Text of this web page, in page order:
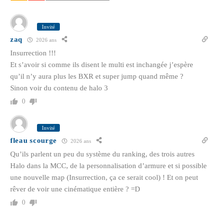
Invité
zaq 2026 ans
Insurrection !!!
Et s’avoir si comme ils disent le multi est inchangée j’espère
qu’il n’y aura plus les BXR et super jump quand même ?
Sinon voir du contenu de halo 3
0
Invité
fleau scourge 2026 ans
Qu’ils parlent un peu du système du ranking, des trois autres
Halo dans la MCC, de la personnalisation d’armure et si possible
une nouvelle map (Insurrection, ça ce serait cool) ! Et on peut
rêver de voir une cinématique entière ? =D
0